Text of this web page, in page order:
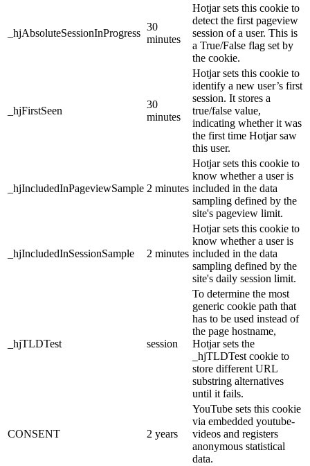
_hjAbsoluteSessionInProgress
30
minutes
Hotjar sets this cookie to
detect the first pageview
session of a user. This is
a True/False flag set by
the cookie.
_hjFirstSeen
30
minutes
Hotjar sets this cookie to
identify a new user’s first
session. It stores a
true/false value,
indicating whether it was
the first time Hotjar saw
this user.
_hjIncludedInPageviewSample 2 minutes
Hotjar sets this cookie to
know whether a user is
included in the data
sampling defined by the
site's pageview limit.
_hjIncludedInSessionSample 2 minutes
Hotjar sets this cookie to
know whether a user is
included in the data
sampling defined by the
site's daily session limit.
_hjTLDTest session
To determine the most
generic cookie path that
has to be used instead of
the page hostname,
Hotjar sets the
_hjTLDTest cookie to
store different URL
substring alternatives
until it fails.
CONSENT 2 years
YouTube sets this cookie
via embedded youtube-
videos and registers
anonymous statistical
data.